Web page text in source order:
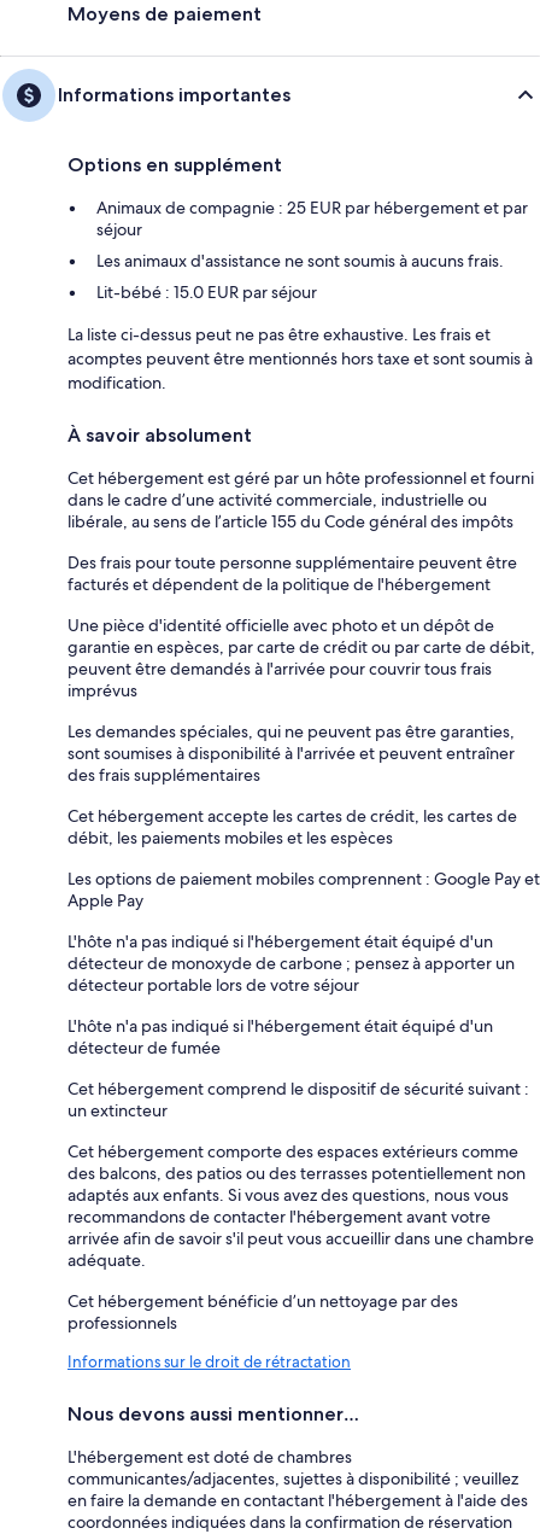
Moyens de paiement
Informations importantes
Options en supplément
Animaux de compagnie : 25 EUR par hébergement et par
séjour
Les animaux d'assistance ne sont soumis à aucuns frais.
Lit-bébé : 15.0 EUR par séjour
La liste ci-dessus peut ne pas être exhaustive. Les frais et
acomptes peuvent être mentionnés hors taxe et sont soumis à
modification.
À savoir absolument
Cet hébergement est géré par un hôte professionnel et fourni
dans le cadre d’une activité commerciale, industrielle ou
libérale, au sens de l’article 155 du Code général des impôts
Des frais pour toute personne supplémentaire peuvent être
facturés et dépendent de la politique de l'hébergement
Une pièce d'identité officielle avec photo et un dépôt de
garantie en espèces, par carte de crédit ou par carte de débit,
peuvent être demandés à l'arrivée pour couvrir tous frais
imprévus
Les demandes spéciales, qui ne peuvent pas être garanties,
sont soumises à disponibilité à l'arrivée et peuvent entraîner
des frais supplémentaires
Cet hébergement accepte les cartes de crédit, les cartes de
débit, les paiements mobiles et les espèces
Les options de paiement mobiles comprennent : Google Pay et
Apple Pay
L'hôte n'a pas indiqué si l'hébergement était équipé d'un
détecteur de monoxyde de carbone ; pensez à apporter un
détecteur portable lors de votre séjour
L'hôte n'a pas indiqué si l'hébergement était équipé d'un
détecteur de fumée
Cet hébergement comprend le dispositif de sécurité suivant :
un extincteur
Cet hébergement comporte des espaces extérieurs comme
des balcons, des patios ou des terrasses potentiellement non
adaptés aux enfants. Si vous avez des questions, nous vous
recommandons de contacter l'hébergement avant votre
arrivée afin de savoir s'il peut vous accueillir dans une chambre
adéquate.
Cet hébergement bénéficie d’un nettoyage par des
professionnels
Informations sur le droit de rétractation
Nous devons aussi mentionner…
L'hébergement est doté de chambres
communicantes/adjacentes, sujettes à disponibilité ; veuillez
en faire la demande en contactant l'hébergement à l'aide des
coordonnées indiquées dans la confirmation de réservation